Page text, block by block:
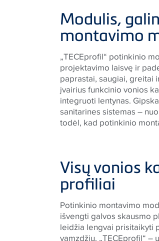
Modulis,
montavimo
„TECEprofil“ potinkinio
projektavimo laisvę ir
paprastai, saugiai, greitai
įvairius funkcinio vonios
integruoti lentynas.
sanitarines sistemas –
todėl, kad potinkinio
Visų vonios
profiliai
Potinkinio montavimo
išvengti galvos skausmo
leidžia lengvai prisitaikyti
vamzdžių. „TECEprofil“ –